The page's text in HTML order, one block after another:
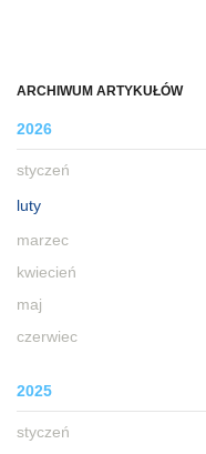
ARCHIWUM ARTYKUŁÓW
2026
styczeń
luty
marzec
kwiecień
maj
czerwiec
2025
styczeń